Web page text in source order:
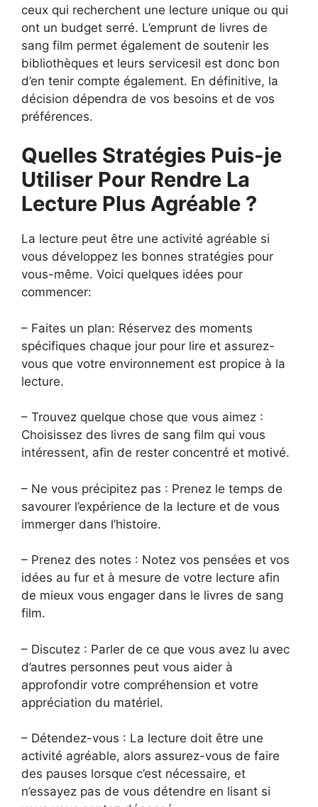
ceux qui recherchent une lecture unique ou qui
ont un budget serré. L’emprunt de livres de
sang film permet également de soutenir les
bibliothèques et leurs servicesil est donc bon
d’en tenir compte également. En définitive, la
décision dépendra de vos besoins et de vos
préférences.
Quelles Stratégies Puis-je
Utiliser Pour Rendre La
Lecture Plus Agréable ?
La lecture peut être une activité agréable si
vous développez les bonnes stratégies pour
vous-même. Voici quelques idées pour
commencer:
– Faites un plan: Réservez des moments
spécifiques chaque jour pour lire et assurez-
vous que votre environnement est propice à la
lecture.
– Trouvez quelque chose que vous aimez :
Choisissez des livres de sang film qui vous
intéressent, afin de rester concentré et motivé.
– Ne vous précipitez pas : Prenez le temps de
savourer l’expérience de la lecture et de vous
immerger dans l’histoire.
– Prenez des notes : Notez vos pensées et vos
idées au fur et à mesure de votre lecture afin
de mieux vous engager dans le livres de sang
film.
– Discutez : Parler de ce que vous avez lu avec
d’autres personnes peut vous aider à
approfondir votre compréhension et votre
appréciation du matériel.
– Détendez-vous : La lecture doit être une
activité agréable, alors assurez-vous de faire
des pauses lorsque c’est nécessaire, et
n’essayez pas de vous détendre en lisant si